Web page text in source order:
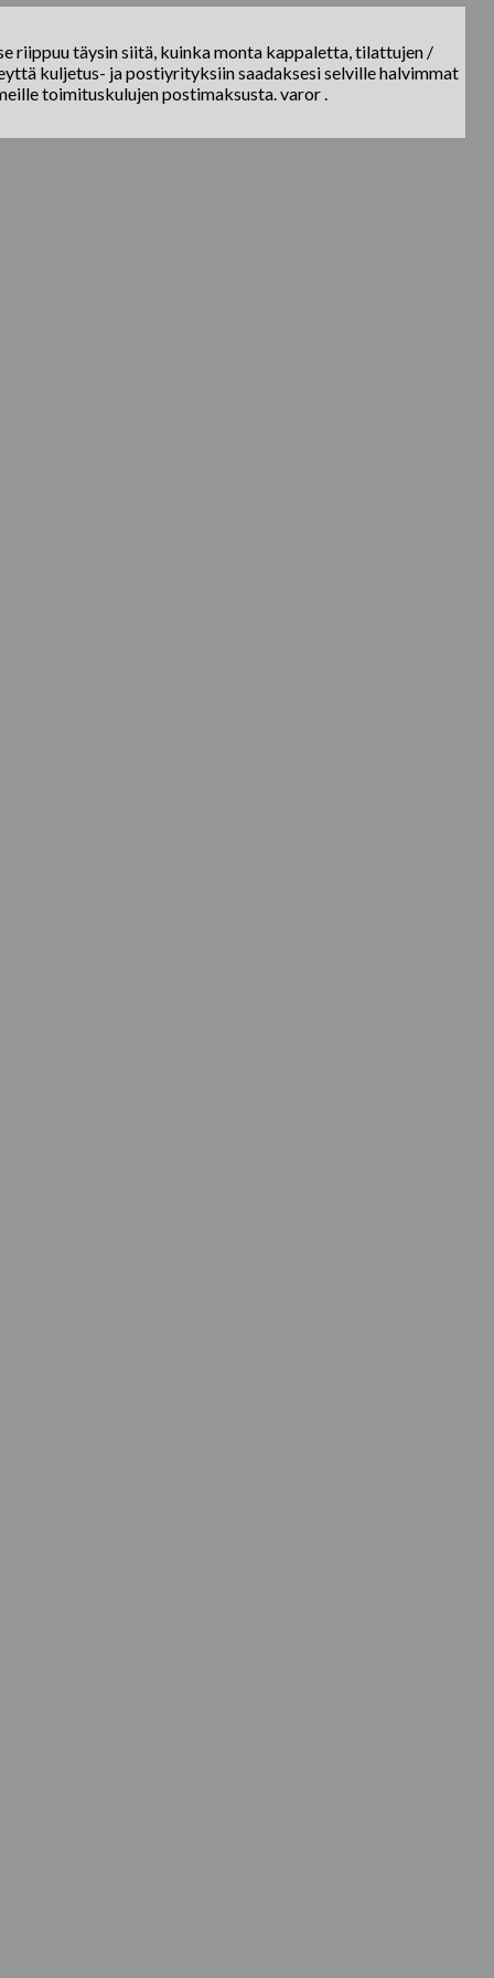
riippuu täysin siitä, kuinka monta kappaletta, tilattujen /
kuljetus- ja postiyrityksiin saadaksesi selville halvimmat
toimituskulujen postimaksusta. varor .